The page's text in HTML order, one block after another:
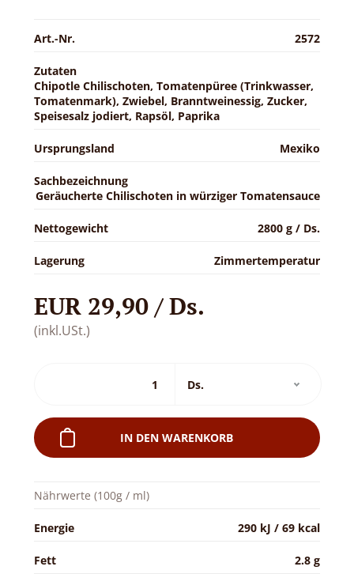
Art.-Nr. 2572
Zutaten
Chipotle Chilischoten, Tomatenpüree (Trinkwasser,
Tomatenmark), Zwiebel, Branntweinessig, Zucker,
Speisesalz jodiert, Rapsöl, Paprika
Ursprungsland Mexiko
Sachbezeichnung
Geräucherte Chilischoten in würziger Tomatensauce
Nettogewicht 2800 g / Ds.
Lagerung Zimmertemperatur
EUR 29,90 / Ds.
(inkl.USt.)
IN DEN WARENKORB
Nährwerte (100g / ml)
Energie 290 kJ / 69 kcal
Fett 2.8 g